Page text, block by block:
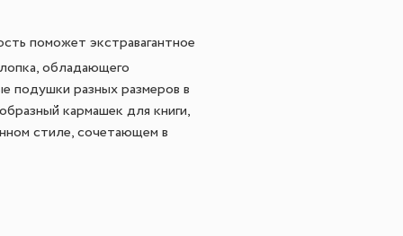
поможет экстравагантное
обладающего
подушки разных размеров в
кармашек для книги,
стиле, сочетающем в